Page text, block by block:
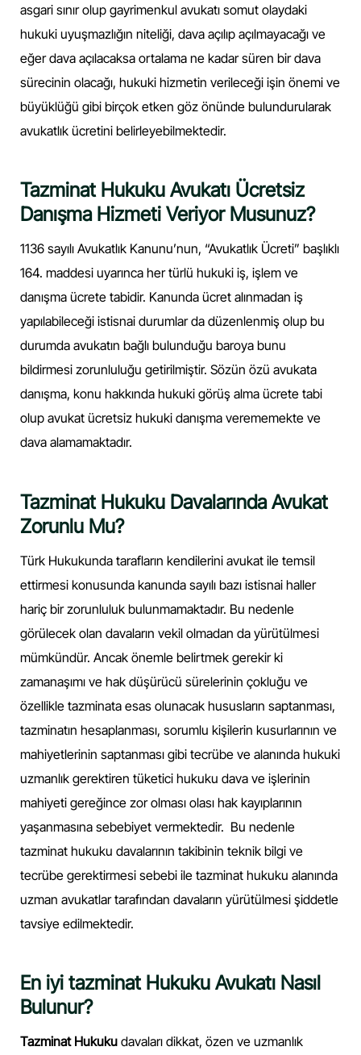
asgari sınır olup gayrimenkul avukatı somut olaydaki
hukuki uyuşmazlığın niteliği, dava açılıp açılmayacağı ve
eğer dava açılacaksa ortalama ne kadar süren bir dava
sürecinin olacağı, hukuki hizmetin verileceği işin önemi ve
büyüklüğü gibi birçok etken göz önünde bulundurularak
avukatlık ücretini belirleyebilmektedir.
Tazminat Hukuku Avukatı Ücretsiz
Danışma Hizmeti Veriyor Musunuz?
1136 sayılı Avukatlık Kanunu’nun, “Avukatlık Ücreti” başlıklı
164. maddesi uyarınca her türlü hukuki iş, işlem ve
danışma ücrete tabidir. Kanunda ücret alınmadan iş
yapılabileceği istisnai durumlar da düzenlenmiş olup bu
durumda avukatın bağlı bulunduğu baroya bunu
bildirmesi zorunluluğu getirilmiştir. Sözün özü avukata
danışma, konu hakkında hukuki görüş alma ücrete tabi
olup avukat ücretsiz hukuki danışma verememekte ve
dava alamamaktadır.
Tazminat Hukuku Davalarında Avukat
Zorunlu Mu?
Türk Hukukunda tarafların kendilerini avukat ile temsil
ettirmesi konusunda kanunda sayılı bazı istisnai haller
hariç bir zorunluluk bulunmamaktadır. Bu nedenle
görülecek olan davaların vekil olmadan da yürütülmesi
mümkündür. Ancak önemle belirtmek gerekir ki
zamanaşımı ve hak düşürücü sürelerinin çokluğu ve
özellikle tazminata esas olunacak hususların saptanması,
tazminatın hesaplanması, sorumlu kişilerin kusurlarının ve
mahiyetlerinin saptanması gibi tecrübe ve alanında hukuki
uzmanlık gerektiren tüketici hukuku dava ve işlerinin
mahiyeti gereğince zor olması olası hak kayıplarının
yaşanmasına sebebiyet vermektedir. Bu nedenle
tazminat hukuku davalarının takibinin teknik bilgi ve
tecrübe gerektirmesi sebebi ile tazminat hukuku alanında
uzman avukatlar tarafından davaların yürütülmesi şiddetle
tavsiye edilmektedir.
En iyi tazminat Hukuku Avukatı Nasıl
Bulunur?
Tazminat Hukuku davaları dikkat, özen ve uzmanlık